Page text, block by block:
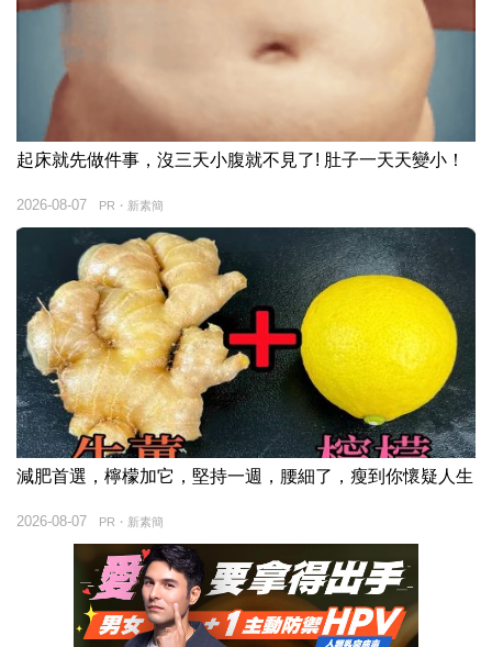
起床就先做件事，沒三天小腹就不見了! 肚子一天天變小！
PR・新素簡
2026-08-07
減肥首選，檸檬加它，堅持一週，腰細了，瘦到你懷疑人生
PR・新素簡
2026-08-07